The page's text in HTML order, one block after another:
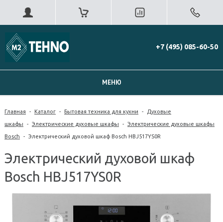
+7 (495) 085-60-50
МЕНЮ
Главная - Каталог - Бытовая техника для кухни - Духовые
шкафы - Электрические духовые шкафы - Электрические духовые шкафы
Bosch - Электрический духовой шкаф Bosch HBJ517YS0R
Электрический духовой шкаф
Bosch HBJ517YS0R